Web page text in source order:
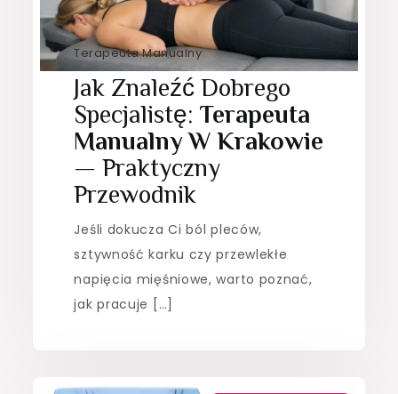
Terapeuta Manualny
Jak Znaleźć Dobrego
Specjalistę:Terapeuta
Manualny W Krakowie
— Praktyczny
Przewodnik
Jeśli dokucza Ci ból pleców,
sztywność karku czy przewlekłe
napięcia mięśniowe, warto poznać,
jak pracuje […]